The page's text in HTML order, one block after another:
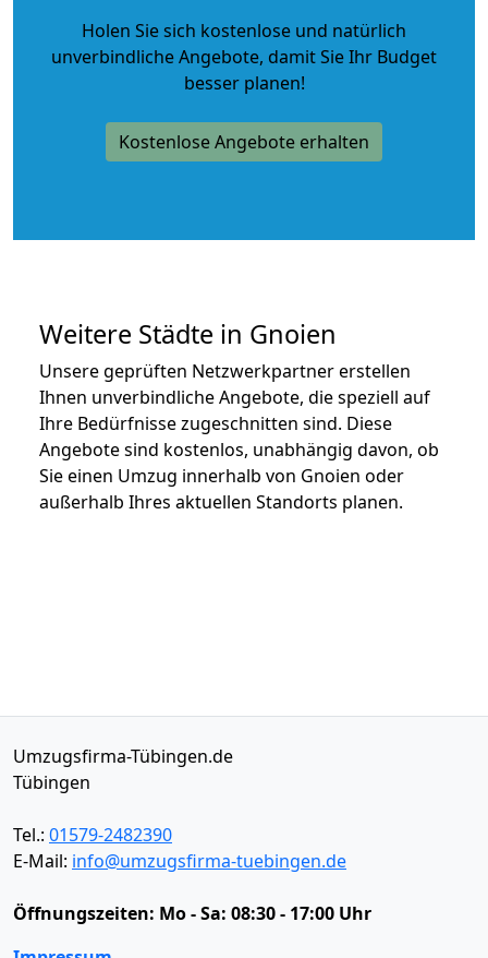
Holen Sie sich kostenlose und natürlich
unverbindliche Angebote, damit Sie Ihr Budget
besser planen!
Kostenlose Angebote erhalten
Weitere Städte in Gnoien
Unsere geprüften Netzwerkpartner erstellen
Ihnen unverbindliche Angebote, die speziell auf
Ihre Bedürfnisse zugeschnitten sind. Diese
Angebote sind kostenlos, unabhängig davon, ob
Sie einen Umzug innerhalb von Gnoien oder
außerhalb Ihres aktuellen Standorts planen.
Umzugsfirma-Tübingen.de
Tübingen
Tel.: 01579-2482390
E-Mail: info@umzugsfirma-tuebingen.de
Öffnungszeiten: Mo - Sa: 08:30 - 17:00 Uhr